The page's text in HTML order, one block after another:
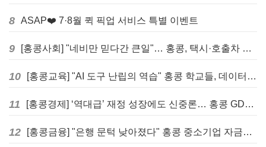
8 ASAP❤️ 7·8월 퀵 픽업 서비스 특별 이벤트
9 [홍콩사회] "네비만 믿다간 큰일"… 홍콩, 택시·호출차 통합 시험 도입하며 규제 본격화
10 [홍콩교육] "AI 도구 난립의 역습" 홍콩 학교들, 데이터 고립에 교육 효과 평가 비상
11 [홍콩경제] ‘역대급’ 재정 성장에도 신중론… 홍콩 GDP 전망 상향 속 “지정학적 리스크 경계”
12 [홍콩금융] "은행 문턱 낮아졌다" 홍콩 중소기업 자금줄 숨통 트이나… HKMA "2분기 신용 조건 안정적"